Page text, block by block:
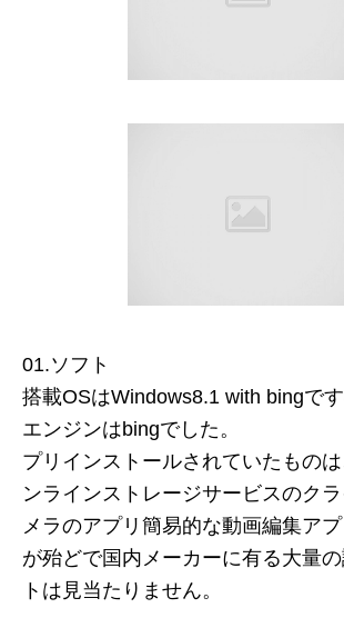
01.ソフト
搭載OSはWindows8.1 with bingで
エンジンはbingでした。
プリインストールされていたもの
ンラインストレージサービスのク
メラのアプリ簡易的な動画編集ア
が殆どで国内メーカーに有る大量
トは見当たりません。